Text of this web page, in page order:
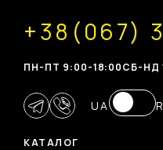
КАТАЛОГ
+38(067)
ПН-ПТ 9:00-18:00CБ-НД
UA